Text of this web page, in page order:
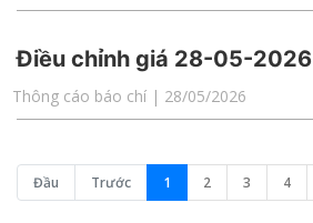
Điều chỉnh giá 28-05-2026
Thông cáo báo chí | 28/05/2026
Đầu Trước 1 2 3 4